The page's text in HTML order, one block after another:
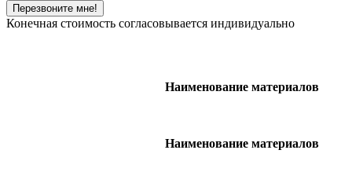
Перезвоните мне!
Конечная стоимость согласовывается индивидуально
Наименование материалов
Наименование материалов